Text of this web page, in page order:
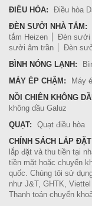
ĐIỀU HÒA:
Điều hòa
ĐÈN SƯỞI NHÀ TẮM:
tắm Heizen
Đèn sưởi
sưởi âm trần
Đèn
BÌNH NÓNG LẠNH:
MÁY ÉP CHẬM:
Máy
NỒI CHIÊN KHÔNG
không dầu Galuz
QUẠT:
Quạt điều hòa
CHÍNH SÁCH LẮP
lắp đặt và thu tiền tại
tiền mặt hoặc chuyển
quốc. Chúng tôi sử
như J&T, GHTK,
Thanh toán chuyển